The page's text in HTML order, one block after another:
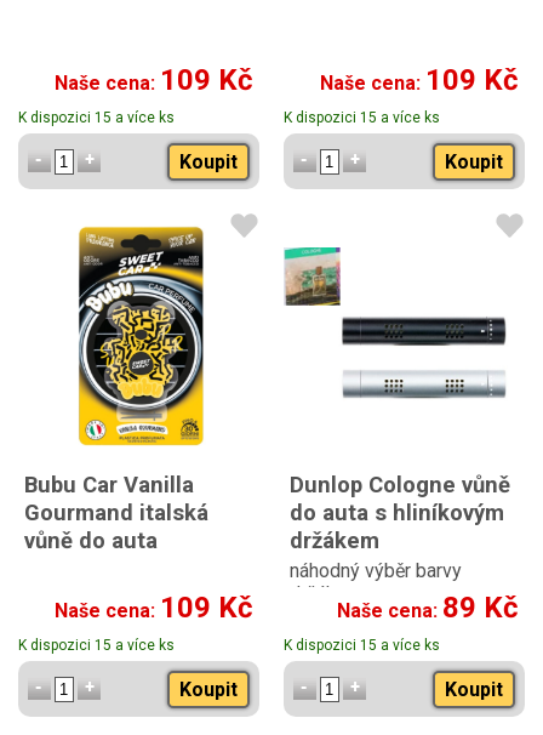
Naše cena: 109 Kč
K dispozici 15 a více ks
Koupit
Naše cena: 109 Kč
K dispozici 15 a více ks
Koupit
Bubu Car Vanilla
Gourmand italská
vůně do auta
Naše cena: 109 Kč
K dispozici 15 a více ks
Koupit
Dunlop Cologne vůně
do auta s hliníkovým
držákem
náhodný výběr barvy
držáku
Naše cena: 89 Kč
K dispozici 15 a více ks
Koupit